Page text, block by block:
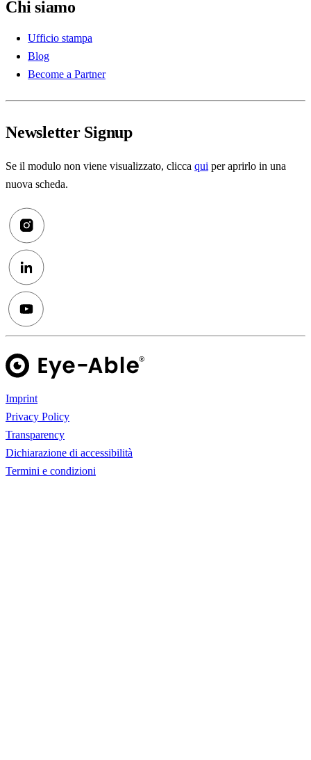
Chi siamo
Ufficio stampa
Blog
Become a Partner
Newsletter Signup
Se il modulo non viene visualizzato, clicca qui per aprirlo in una
nuova scheda.
Imprint
Privacy Policy
Transparency
Dichiarazione di accessibilità
Termini e condizioni